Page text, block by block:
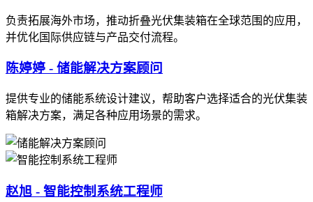
负责拓展海外市场，推动折叠光伏集装箱在全球范围的应用，
并优化国际供应链与产品交付流程。
陈婷婷 - 储能解决方案顾问
提供专业的储能系统设计建议，帮助客户选择适合的光伏集装
箱解决方案，满足各种应用场景的需求。
赵旭 - 智能控制系统工程师